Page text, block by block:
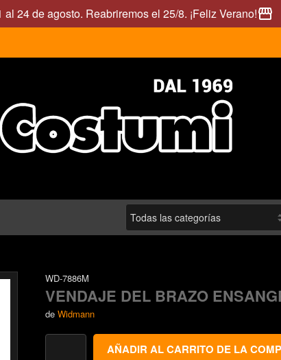
24 de agosto. Reabriremos el 25/8. ¡Feliz Verano!storefront
WD-7886M
VENDAJE DEL BRAZO
de Widmann